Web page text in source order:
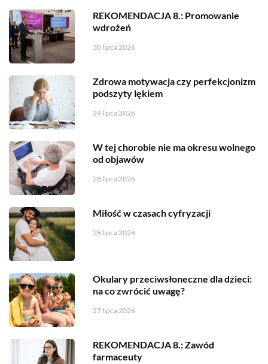
REKOMENDACJA 8.: Promowanie
wdrożeń
30 lipca 2026
Zdrowa motywacja czy perfekcjonizm
podszyty lękiem
29 lipca 2026
W tej chorobie nie ma okresu wolnego
od objawów
28 lipca 2026
Miłość w czasach cyfryzacji
28 lipca 2026
Okulary przeciwsłoneczne dla dzieci:
na co zwrócić uwagę?
27 lipca 2026
REKOMENDACJA 8.: Zawód
farmaceuty